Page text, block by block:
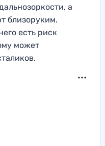
а
близоруким.
есть риск
может